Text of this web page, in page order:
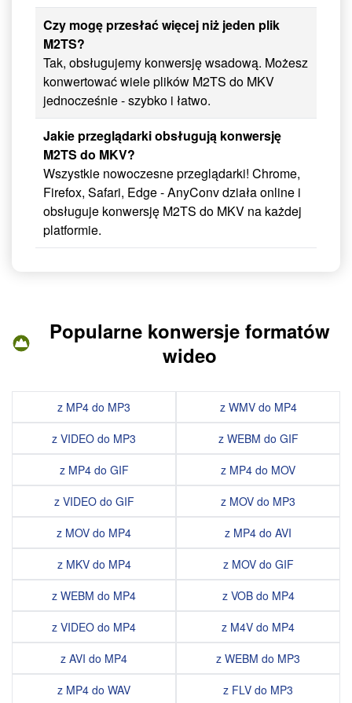
Czy mogę przesłać więcej niż jeden plik
M2TS?
Tak, obsługujemy konwersję wsadową. Możesz
konwertować wiele plików M2TS do MKV
jednocześnie - szybko i łatwo.
Jakie przeglądarki obsługują konwersję
M2TS do MKV?
Wszystkie nowoczesne przeglądarki! Chrome,
Firefox, Safari, Edge - AnyConv działa online i
obsługuje konwersję M2TS do MKV na każdej
platformie.
Popularne konwersje formatów
wideo
z MP4 do MP3
z VIDEO do MP3
z MP4 do GIF
z VIDEO do GIF
z MOV do MP4
z MKV do MP4
z WEBM do MP4
z VIDEO do MP4
z AVI do MP4
z MP4 do WAV
z WMV do MP4
z WEBM do GIF
z MP4 do MOV
z MOV do MP3
z MP4 do AVI
z MOV do GIF
z VOB do MP4
z M4V do MP4
z WEBM do MP3
z FLV do MP3